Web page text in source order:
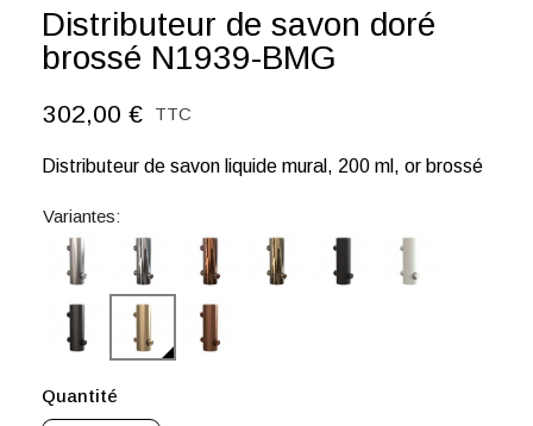
Distributeur de savon doré
brossé N1939-BMG
302,00 € TTC
Distributeur de savon liquide mural, 200 ml, or brossé
Variantes:
Quantité